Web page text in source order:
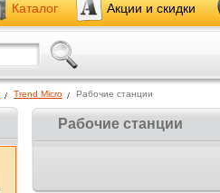
Каталог Акции и скидки
Trend Micro Рабочие станции
Рабочие станции